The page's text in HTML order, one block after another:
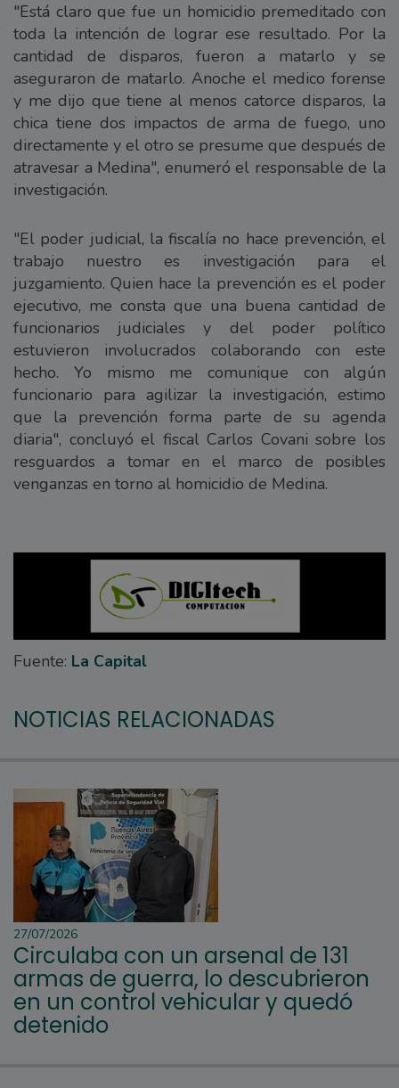
"Está claro que fue un homicidio premeditado con
toda la intención de lograr ese resultado. Por la
cantidad de disparos, fueron a matarlo y se
aseguraron de matarlo. Anoche el medico forense
y me dijo que tiene al menos catorce disparos, la
chica tiene dos impactos de arma de fuego, uno
directamente y el otro se presume que después de
atravesar a Medina", enumeró el responsable de la
investigación.
"El poder judicial, la fiscalía no hace prevención, el
trabajo nuestro es investigación para el
juzgamiento. Quien hace la prevención es el poder
ejecutivo, me consta que una buena cantidad de
funcionarios judiciales y del poder político
estuvieron involucrados colaborando con este
hecho. Yo mismo me comunique con algún
funcionario para agilizar la investigación, estimo
que la prevención forma parte de su agenda
diaria", concluyó el fiscal Carlos Covani sobre los
resguardos a tomar en el marco de posibles
venganzas en torno al homicidio de Medina.
Fuente: La Capital
NOTICIAS RELACIONADAS
27/07/2026
Circulaba con un arsenal de 131
armas de guerra, lo descubrieron
en un control vehicular y quedó
detenido